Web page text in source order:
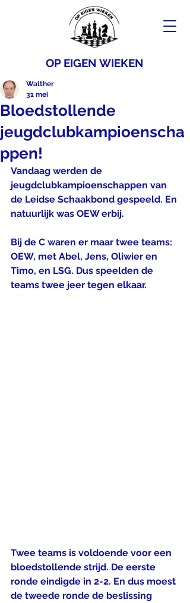
OP EIGEN WIEKEN
Bloedstollende
jeugdclubkampioenscha
ppen!
Walther
31 mei
Vandaag werden de
jeugdclubkampioenschappen van
de Leidse Schaakbond gespeeld. En
natuurlijk was OEW erbij.
Bij de C waren er maar twee teams:
OEW, met Abel, Jens, Oliwier en
Timo, en LSG. Dus speelden de
teams twee jeer tegen elkaar.
Twee teams is voldoende voor een
bloedstollende strijd. De eerste
ronde eindigde in 2-2. En dus moest
de tweede ronde de beslissing